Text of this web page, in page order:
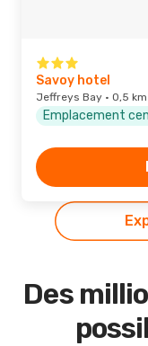
Savoy hotel
Jeffreys Bay · 0,5
Emplacement
Des